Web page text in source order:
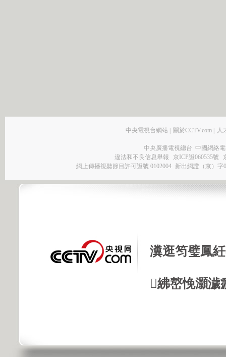
中央電視台網站 關於CCTV.com 人
中央廣播電視總台 中國網絡
違法和不良信息舉報
京ICP證060535號
網上傳播視聽節目許可證號 0102004 新出網證（京）
瀵逛笉璧鳳
紼嶅悗灝濊